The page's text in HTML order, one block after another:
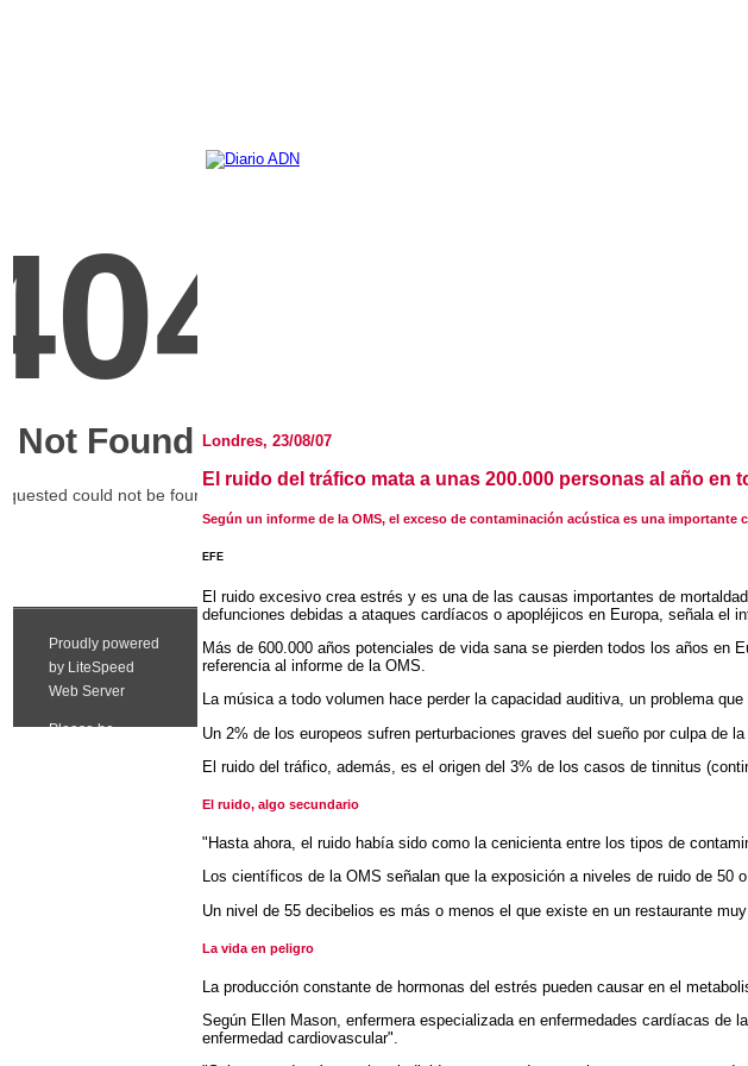
Londres, 23/08/07
El ruido del tráfico mata a unas 200.000 personas al año en
Según un informe de la OMS, el exceso de contaminación acústica es una importante
EFE
El ruido excesivo crea estrés y es una de las causas importantes de
defunciones debidas a ataques cardíacos o apopléjicos en Europa, señala el
Más de 600.000 años potenciales de vida sana se pierden todos los años
referencia al informe de la OMS.
La música a todo volumen hace perder la capacidad auditiva, un problema
Un 2% de los europeos sufren perturbaciones graves del sueño por culpa de
El ruido del tráfico, además, es el origen del 3% de los casos de tinnitus
El ruido, algo secundario
"Hasta ahora, el ruido había sido como la cenicienta entre los tipos de
Los científicos de la OMS señalan que la exposición a niveles de ruido de 50
Un nivel de 55 decibelios es más o menos el que existe en un restaurante
La vida en peligro
La producción constante de hormonas del estrés pueden causar en el
Según Ellen Mason, enfermera especializada en enfermedades cardíacas de
enfermedad cardiovascular".